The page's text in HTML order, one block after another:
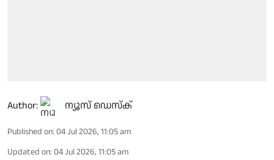
Author: ന്യൂസ് ഡെസ്ക്
Published on: 04 Jul 2026, 11:05 am
Updated on: 04 Jul 2026, 11:05 am